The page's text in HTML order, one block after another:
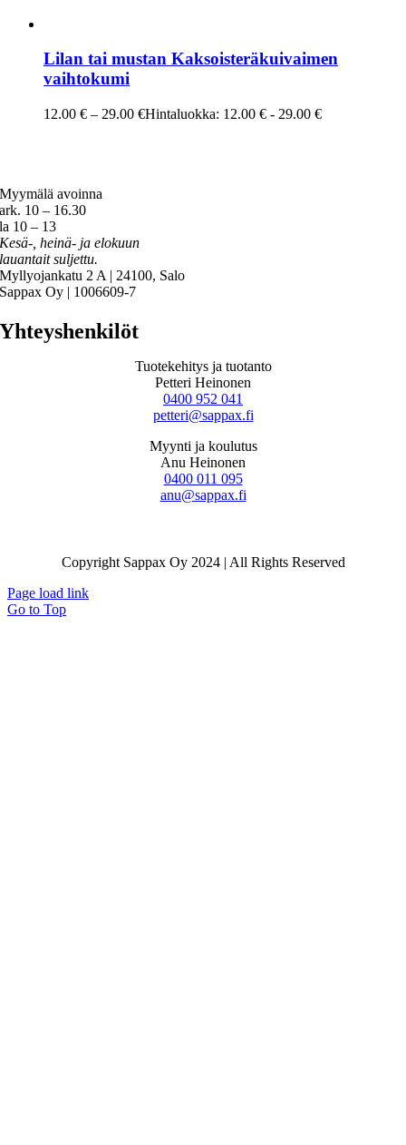
Lilan tai mustan Kaksoisteräkuivaimen
vaihtokumi
12.00 € – 29.00 €Hintaluokka: 12.00 € - 29.00 €
Myymälä avoinna
ark. 10 – 16.30
la 10 – 13
Kesä-, heinä- ja elokuun
lauantait suljettu.
Myllyojankatu 2 A | 24100, Salo
Sappax Oy | 1006609-7
Yhteyshenkilöt
Tuotekehitys ja tuotanto
Petteri Heinonen
0400 952 041
petteri@sappax.fi
Myynti ja koulutus
Anu Heinonen
0400 011 095
anu@sappax.fi
Copyright Sappax Oy 2024 | All Rights Reserved
Page load link
Go to Top